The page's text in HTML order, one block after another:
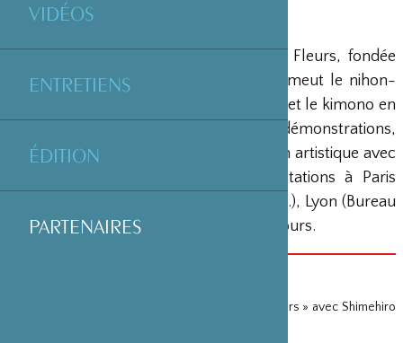
VIDÉOS
ENTRETIENS
ÉDITION
PARTENAIRES
Association Zea/Compagnie Parade de Fleurs, fondée
par Shimehiro Nishikawa en 2009, promeut le nihon-
buyô (danse kabuki), la musique kabuki et le kimono en
France. Elle organise des spectacles, démonstrations,
cours et ateliers en développant l’action artistique avec
ses élèves. Elle a produit 15 manifestations à Paris
(Centre Pompidou, Uniqlo Le Marais etc.), Lyon (Bureau
consulaire du Japon à Lyon), Chantilly, Tours.
Représentations de Nihon buyô « L’ivresse des fleurs » avec Shimehiro